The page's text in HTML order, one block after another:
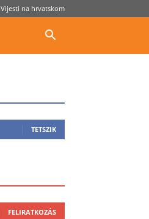
Vijesti na hrvatskom
TETSZIK
FELIRATKOZÁS